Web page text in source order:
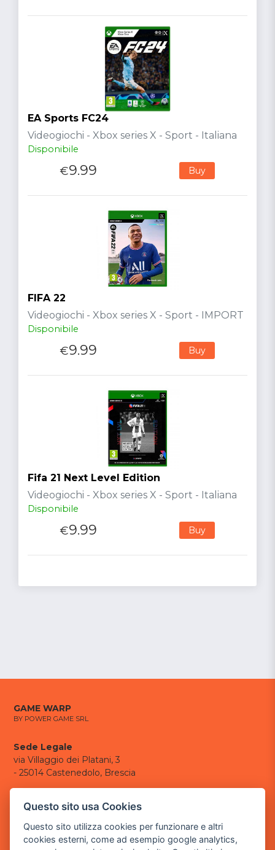
EA Sports FC24
Videogiochi - Xbox series X - Sport - Italiana
Disponibile
€9.99 Buy
FIFA 22
Videogiochi - Xbox series X - Sport - IMPORT
Disponibile
€9.99 Buy
Fifa 21 Next Level Edition
Videogiochi - Xbox series X - Sport - Italiana
Disponibile
€9.99 Buy
GAME WARP
BY POWER GAME SRL
Sede Legale
via Villaggio dei Platani, 3
- 25014 Castenedolo, Brescia
via Industriale, 2 - 25082 Botticino, BS
Partita iva 03308130982
Cod. SDI: USAL8PV
Questo sito usa Cookies
Questo sito utilizza cookies per funzionare e altri
cookies esterni, come ad esempio google analytics,